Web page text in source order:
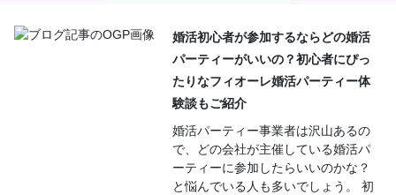
婚活初心者が参加するならどの婚活
パーティーがいいの？初心者にぴっ
たりなフィオーレ婚活パーティー体
験談もご紹介
婚活パーティー事業者は沢山あるの
で、どの会社が主催している婚活パ
ーティーに参加したらいいのかな？
と悩んでいる人も多いでしょう。 初